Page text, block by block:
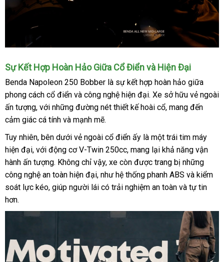
Sự Kết Hợp Hoàn Hảo Giữa Cổ Điển và Hiện Đại
Benda Napoleon 250 Bobber là sự kết hợp hoàn hảo giữa
phong cách cổ điển và công nghệ hiện đại. Xe sở hữu vẻ ngoài
ấn tượng, với những đường nét thiết kế hoài cổ, mang đến
cảm giác cá tính và mạnh mẽ.
Tuy nhiên, bên dưới vẻ ngoài cổ điển ấy là một trái tim máy
hiện đại, với động cơ V-Twin 250cc, mang lại khả năng vận
hành ấn tượng. Không chỉ vậy, xe còn được trang bị những
công nghệ an toàn hiện đại, như hệ thống phanh ABS và kiểm
soát lực kéo, giúp người lái có trải nghiệm an toàn và tự tin
hơn.